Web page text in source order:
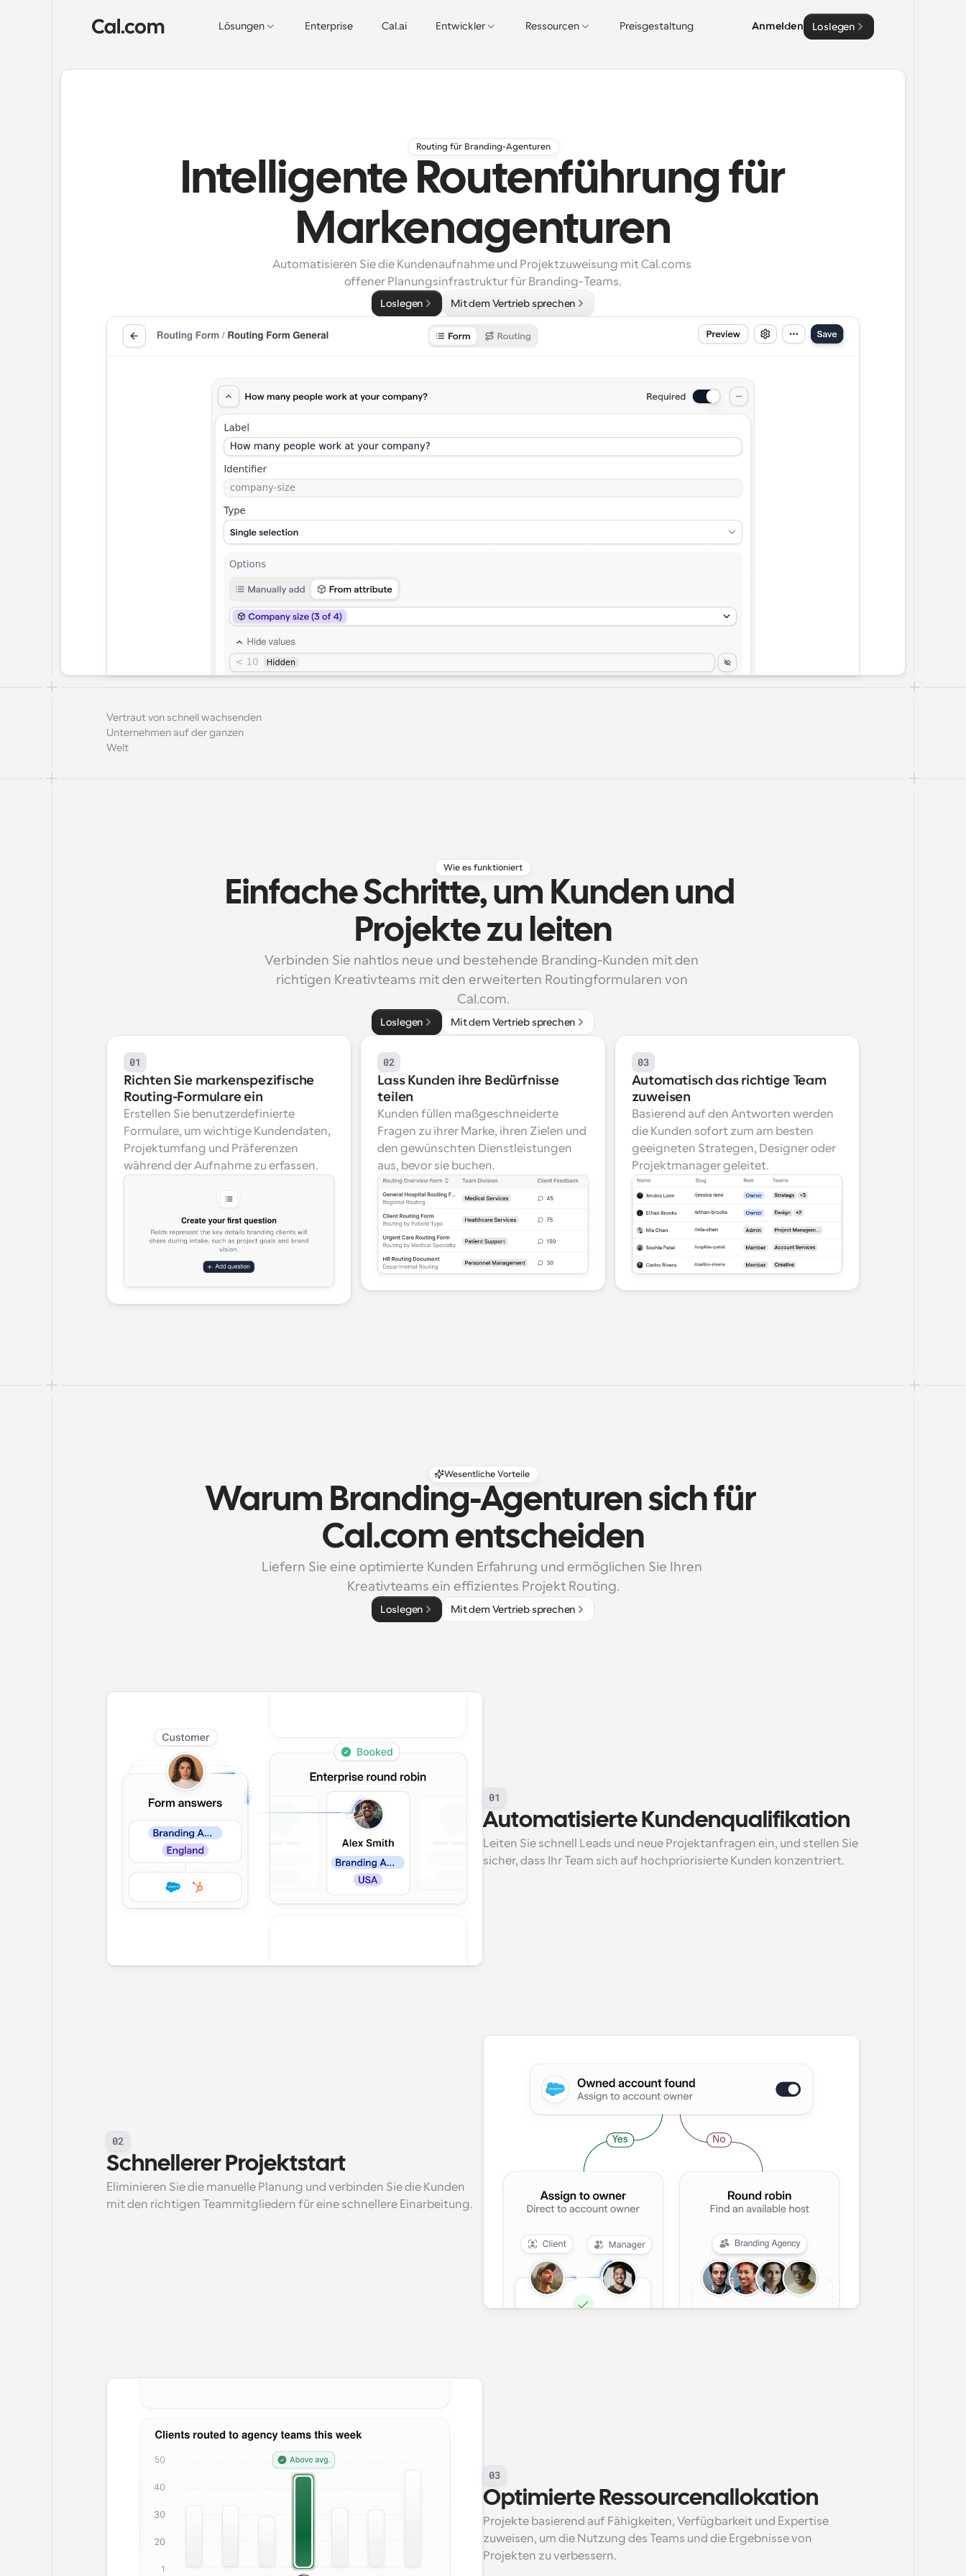
Lösungen Enterprise Cal.ai Entwickler Ressourcen Preisgestaltung Anmelden Loslegen
Routing für Branding-Agenturen
Intelligente Routenführung für
Markenagenturen
Automatisieren Sie die Kundenaufnahme und Projektzuweisung mit Cal.coms
offener Planungsinfrastruktur für Branding-Teams.
Loslegen Mit dem Vertrieb sprechen
Vertraut von schnell wachsenden
Unternehmen auf der ganzen
Welt
Wie es funktioniert
Einfache Schritte, um Kunden und
Projekte zu leiten
Verbinden Sie nahtlos neue und bestehende Branding-Kunden mit den
richtigen Kreativteams mit den erweiterten Routingformularen von
Cal.com.
Loslegen Mit dem Vertrieb sprechen
01
Richten Sie markenspezifische
Routing-Formulare ein
Erstellen Sie benutzerdefinierte
Formulare, um wichtige Kundendaten,
Projektumfang und Präferenzen
während der Aufnahme zu erfassen.
02
Lass Kunden ihre Bedürfnisse
teilen
Kunden füllen maßgeschneiderte
Fragen zu ihrer Marke, ihren Zielen und
den gewünschten Dienstleistungen
aus, bevor sie buchen.
03
Automatisch das richtige Team
zuweisen
Basierend auf den Antworten werden
die Kunden sofort zum am besten
geeigneten Strategen, Designer oder
Projektmanager geleitet.
Wesentliche Vorteile
Warum Branding-Agenturen sich für
Cal.com entscheiden
Liefern Sie eine optimierte Kunden Erfahrung und ermöglichen Sie Ihren
Kreativteams ein effizientes Projekt Routing.
Loslegen Mit dem Vertrieb sprechen
01
Automatisierte Kundenqualifikation
Leiten Sie schnell Leads und neue Projektanfragen ein, und stellen Sie
sicher, dass Ihr Team sich auf hochpriorisierte Kunden konzentriert.
02
Schnellerer Projektstart
Eliminieren Sie die manuelle Planung und verbinden Sie die Kunden
mit den richtigen Teammitgliedern für eine schnellere Einarbeitung.
03
Optimierte Ressourcenallokation
Projekte basierend auf Fähigkeiten, Verfügbarkeit und Expertise
zuweisen, um die Nutzung des Teams und die Ergebnisse von
Projekten zu verbessern.